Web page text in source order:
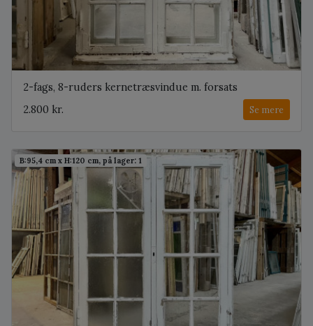
2-fags, 8-ruders kernetræsvindue m. forsats
2.800 kr.
Se mere
B:95,4 cm x H:120 cm, på lager: 1